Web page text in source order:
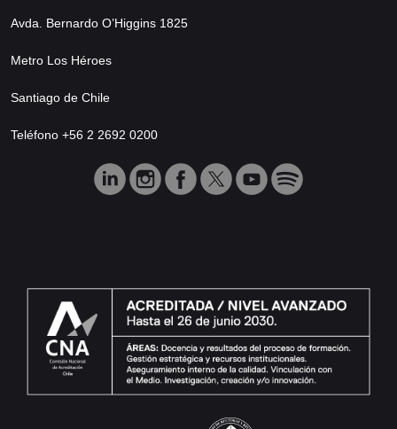
Avda. Bernardo O’Higgins 1825
Metro Los Héroes
Santiago de Chile
Teléfono +56 2 2692 0200